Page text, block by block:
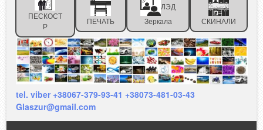
Контакты
Отзывы клиентов
ПЕСКОСТ
Р
ПЕЧАТЬ
ЛЭД
Зеркала
СКИНАЛИ
tel. viber +38067-379-93-41 +38073-481-03-43
Glaszur@gmail.com